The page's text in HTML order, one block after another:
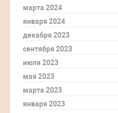
марта 2024
января 2024
декабря 2023
сентября 2023
июля 2023
мая 2023
марта 2023
января 2023